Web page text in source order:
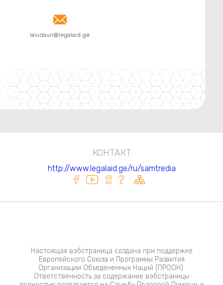

laludauri@legalaid.ge
КОНТАКТ
http://www.legalaid.ge/ru/samtredia
Настоящая вэбстраница создана при поддержке
Европейского Союза и Программы Развития
Организации Объедененных Наций (ПРООН).
Ответственность за содержание вэбстраницы